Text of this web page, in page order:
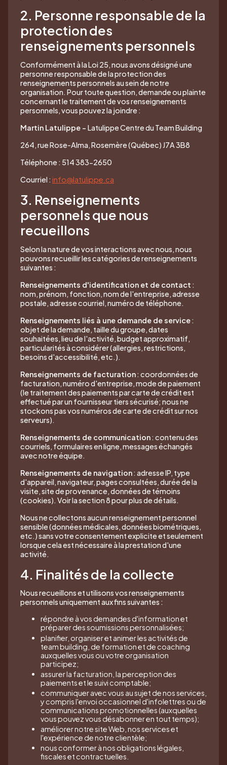
2. Personne responsable de la
protection des
renseignements personnels
Conformément à la Loi 25, nous avons désigné une
personne responsable de la protection des
renseignements personnels au sein de notre
organisation. Pour toute question, demande ou plainte
concernant le traitement de vos renseignements
personnels, vous pouvez la joindre :
Martin Latulippe - Latulippe Centre du Team Building
264, rue Rose-Alma, Rosemère (Québec) J7A 3B8
Téléphone : 514 383-2650
Courriel : info@latulippe.ca
3. Renseignements
personnels que nous
recueillons
Selon la nature de vos interactions avec nous, nous
pouvons recueillir les catégories de renseignements
suivantes :
Renseignements d'identification et de contact :
nom, prénom, fonction, nom de l'entreprise, adresse
postale, adresse courriel, numéro de téléphone.
Renseignements liés à une demande de service:
objet de la demande, taille du groupe, dates
souhaitées, lieu de l'activité, budget approximatif,
particularités à considérer (allergies, restrictions,
besoins d'accessibilité, etc.).
Renseignements de facturation: coordonnées de
facturation, numéro d'entreprise, mode de paiement
(le traitement des paiements par carte de crédit est
effectué par un fournisseur tiers sécurisé; nous ne
stockons pas vos numéros de carte de crédit sur nos
serveurs).
Renseignements de communication: contenu des
courriels, formulaires en ligne, messages échangés
avec notre équipe.
Renseignements de navigation: adresse IP, type
d'appareil, navigateur, pages consultées, durée de la
visite, site de provenance, données de témoins
(cookies). Voir la section 8 pour plus de détails.
Nous ne collectons aucun renseignement personnel
sensible (données médicales, données biométriques,
etc.) sans votre consentement explicite et seulement
lorsque cela est nécessaire à la prestation d'une
activité.
4. Finalités de la collecte
Nous recueillons et utilisons vos renseignements
personnels uniquement aux fins suivantes :
répondre à vos demandes d'information et
préparer des soumissions personnalisées;
planifier, organiser et animer les activités de
team building, de formation et de coaching
auxquelles vous ou votre organisation
participez;
assurer la facturation, la perception des
paiements et le suivi comptable;
communiquer avec vous au sujet de nos services,
y compris l'envoi occasionnel d'infolettres ou de
communications promotionnelles (auxquelles
vous pouvez vous désabonner en tout temps);
améliorer notre site Web, nos services et
l'expérience de notre clientèle;
nous conformer à nos obligations légales,
fiscales et contractuelles.